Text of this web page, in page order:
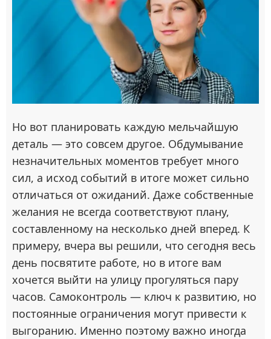
Но вот планировать каждую мельчайшую
деталь — это совсем другое. Обдумывание
незначительных моментов требует много
сил, а исход событий в итоге может сильно
отличаться от ожиданий. Даже собственные
желания не всегда соответствуют плану,
составленному на несколько дней вперед. К
примеру, вчера вы решили, что сегодня весь
день посвятите работе, но в итоге вам
хочется выйти на улицу прогуляться пару
часов. Самоконтроль — ключ к развитию, но
постоянные ограничения могут привести к
выгоранию. Именно поэтому важно иногда